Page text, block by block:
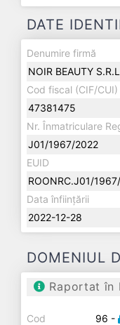
DATE
Denumire firmă
NOIR BEAUTY
Cod fiscal (CIF/CUI)
47381475
Nr. Înmatriculare
J01/1967/2022
EUID
ROONRC.J01/
Data înființării
2022-12-28
DOMENIUL
Raportat în
Cod
96 -